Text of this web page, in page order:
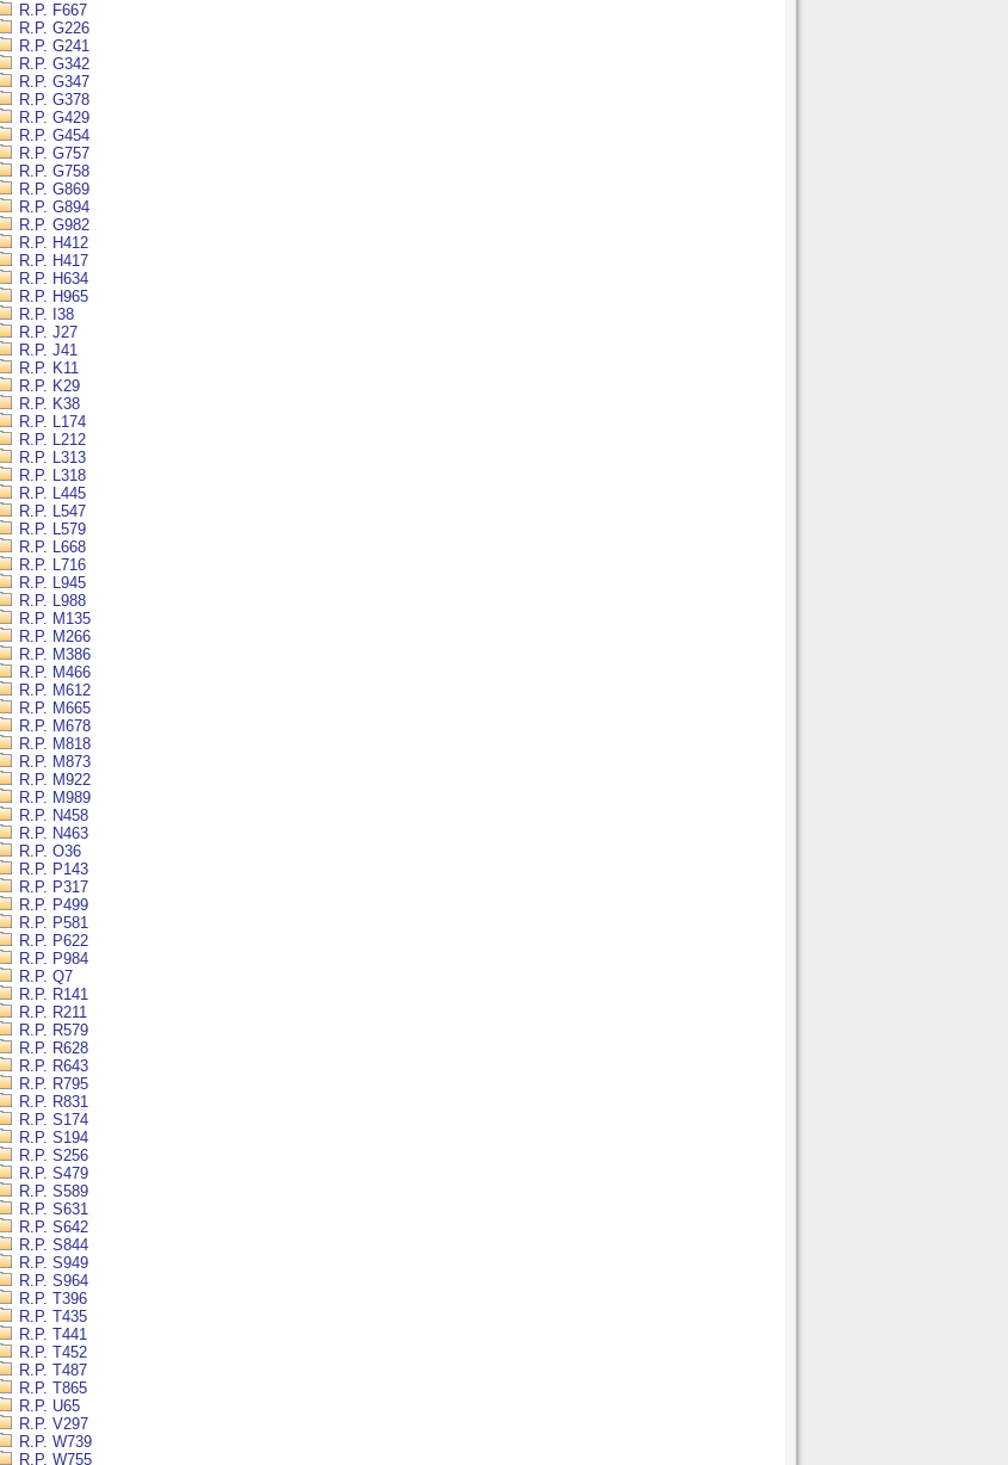
R.P. F667
R.P. G226
R.P. G241
R.P. G342
R.P. G347
R.P. G378
R.P. G429
R.P. G454
R.P. G757
R.P. G758
R.P. G869
R.P. G894
R.P. G982
R.P. H412
R.P. H417
R.P. H634
R.P. H965
R.P. I38
R.P. J27
R.P. J41
R.P. K11
R.P. K29
R.P. K38
R.P. L174
R.P. L212
R.P. L313
R.P. L318
R.P. L445
R.P. L547
R.P. L579
R.P. L668
R.P. L716
R.P. L945
R.P. L988
R.P. M135
R.P. M266
R.P. M386
R.P. M466
R.P. M612
R.P. M665
R.P. M678
R.P. M818
R.P. M873
R.P. M922
R.P. M989
R.P. N458
R.P. N463
R.P. O36
R.P. P143
R.P. P317
R.P. P499
R.P. P581
R.P. P622
R.P. P984
R.P. Q7
R.P. R141
R.P. R211
R.P. R579
R.P. R628
R.P. R643
R.P. R795
R.P. R831
R.P. S174
R.P. S194
R.P. S256
R.P. S479
R.P. S589
R.P. S631
R.P. S642
R.P. S844
R.P. S949
R.P. S964
R.P. T396
R.P. T435
R.P. T441
R.P. T452
R.P. T487
R.P. T865
R.P. U65
R.P. V297
R.P. W739
R.P. W755